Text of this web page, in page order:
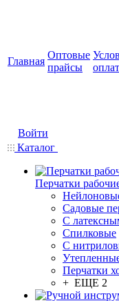
Главная
Оптовые
прайсы
Войти
Каталог
Перчатки
Садовые
С
Cпилковые
С
Перчатки
+ ЕЩЕ 2